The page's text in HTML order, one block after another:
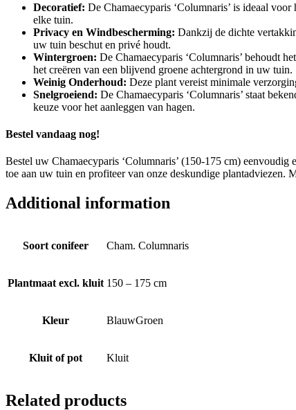
Decoratief: De Chamaecyparis ‘Columnaris’ is ideaal
elke tuin.
Privacy en Windbescherming: Dankzij de dichte
uw tuin beschut en privé houdt.
Wintergroen: De Chamaecyparis ‘Columnaris’ behoudt
het creëren van een blijvend groene achtergrond in uw tuin.
Weinig Onderhoud: Deze plant vereist minimale
Snelgroeiend: De Chamaecyparis ‘Columnaris’ staat
keuze voor het aanleggen van hagen.
Bestel vandaag nog!
Bestel uw Chamaecyparis ‘Columnaris’ (150-175 cm)
toe aan uw tuin en profiteer van onze deskundige plantadviezen.
Additional information
Soort conifeer Cham. Columnaris
Plantmaat excl. kluit 150 – 175 cm
Kleur BlauwGroen
Kluit of pot Kluit
Related products